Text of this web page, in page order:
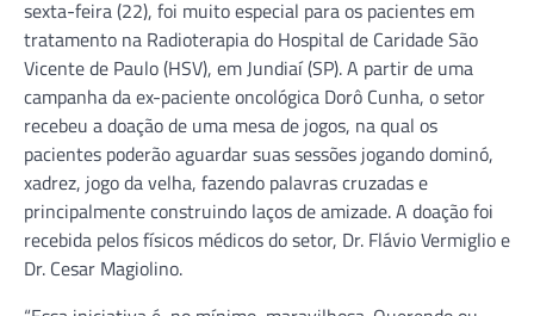
sexta-feira (22), foi muito especial para os pacientes em
tratamento na Radioterapia do Hospital de Caridade São
Vicente de Paulo (HSV), em Jundiaí (SP). A partir de uma
campanha da ex-paciente oncológica Dorô Cunha, o setor
recebeu a doação de uma mesa de jogos, na qual os
pacientes poderão aguardar suas sessões jogando dominó,
xadrez, jogo da velha, fazendo palavras cruzadas e
principalmente construindo laços de amizade. A doação foi
recebida pelos físicos médicos do setor, Dr. Flávio Vermiglio e
Dr. Cesar Magiolino.